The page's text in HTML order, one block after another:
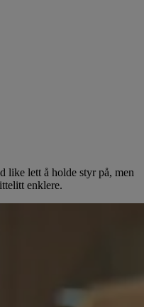
like lett å holde styr på, men
enklere.